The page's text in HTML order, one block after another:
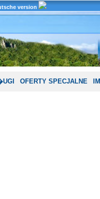
version
OFERTY SPECJALNE